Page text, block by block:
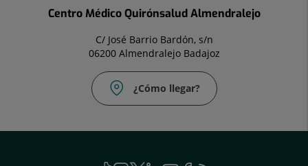
Centro Médico Quirónsalud Almendralejo
C/ José Barrio Bardón, s/n
06200 Almendralejo Badajoz
¿Cómo llegar?
924